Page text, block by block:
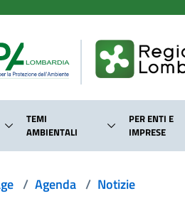
TEMI
AMBIENTALI
PER ENTI E
IMPRESE
/ Agenda / Notizie